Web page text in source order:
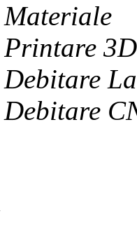
Materiale
Printare 3D
Debitare
Debitare